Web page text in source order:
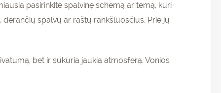
pasirinkite spalvinę schemą ar temą, kuri
spalvų ar raštų rankšluosčius. Prie jų
bet ir sukuria jaukią atmosferą. Vonios